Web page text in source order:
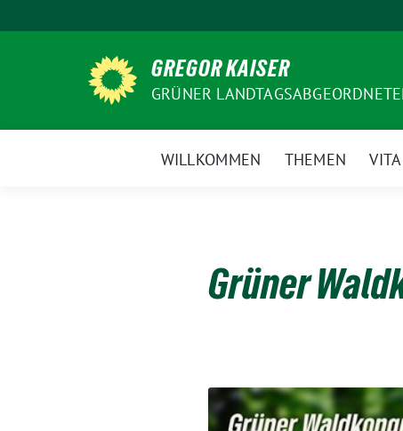
zum
GREGOR KAISER
GRÜNER
WILLKOMMEN THEMEN VITA
Grüner